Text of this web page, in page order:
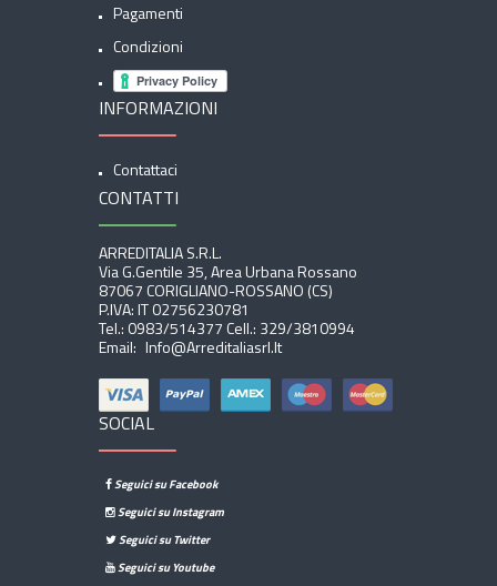
Pagamenti
Condizioni
INFORMAZIONI
Contattaci
CONTATTI
ARREDITALIA S.r.l.
Via G.Gentile 35, Area Urbana Rossano
87067 CORIGLIANO-ROSSANO (CS)
P.IVA: IT 02756230781
Tel.: 0983/514377 Cell.: 329/3810994
Email: Info@arreditaliasrl.it
SOCIAL
Seguici su Facebook
Seguici su Instagram
Seguici su Twitter
Seguici su Youtube